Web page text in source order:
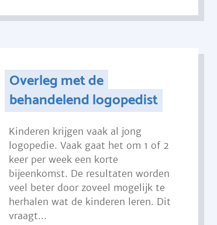
Overleg met de
behandelend logopedist
Kinderen krijgen vaak al jong
logopedie. Vaak gaat het om 1 of 2
keer per week een korte
bijeenkomst. De resultaten worden
veel beter door zoveel mogelijk te
herhalen wat de kinderen leren. Dit
vraagt...